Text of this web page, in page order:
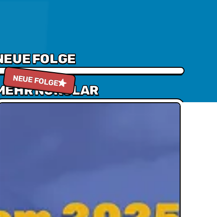
FOLGE
272 - Battle der Besten: Fahrzeuge der Popkultur
NEUE FOLGE
NUKULAR
Blog beitrag